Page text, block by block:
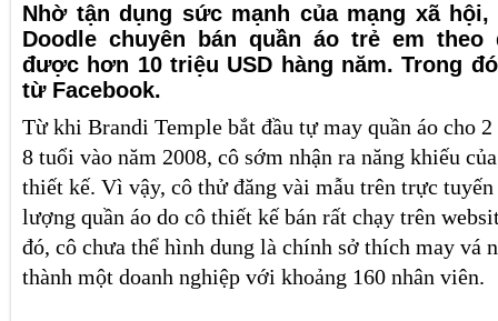
Nhờ tận dụng sức mạnh của mạng xã
Doodle chuyên bán quần áo trẻ em
được hơn 10 triệu USD hàng năm. Trong
từ Facebook.
Từ khi Brandi Temple bắt đầu tự may quần áo cho
8 tuổi vào năm 2008, cô sớm nhận ra năng khiếu
thiết kế. Vì vậy, cô thử đăng vài mẫu trên trực tuyến
lượng quần áo do cô thiết kế bán rất chạy trên
đó, cô chưa thể hình dung là chính sở thích may vá
thành một doanh nghiệp với khoảng 160 nhân viên.